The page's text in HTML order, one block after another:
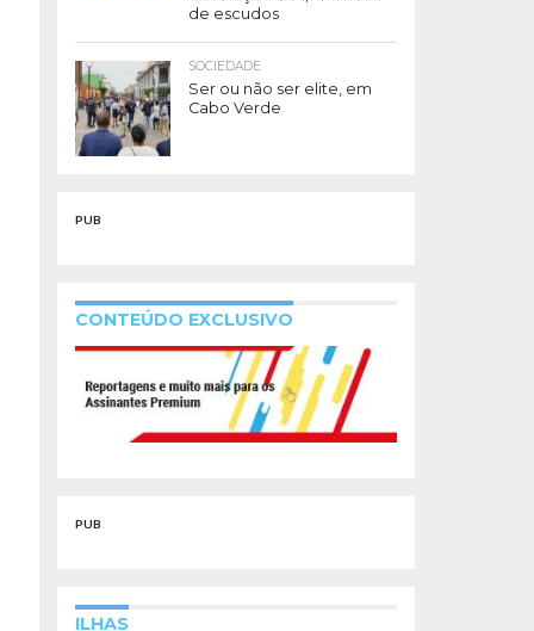
de escudos
SOCIEDADE
Ser ou não ser elite, em
Cabo Verde
PUB
CONTEÚDO EXCLUSIVO
PUB
ILHAS